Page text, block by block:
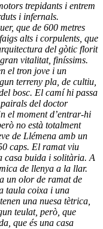
trepidants i entrem
i infernals.
que de 600 metres
alts i corpulents, que
del gòtic florit
vitalitat, finíssims.
el tron jove i un
terreny pla, de cultiu,
bosc. El camí hi passa
del doctor
el moment d’entrar-hi
no està totalment
de Llémena amb un
caps. El ramat viu
casa buida i solitària. A
de llenya a la llar.
un olor de ramat de
taula coixa i una
una nuesa tètrica,
teulat, però, que
que és una casa